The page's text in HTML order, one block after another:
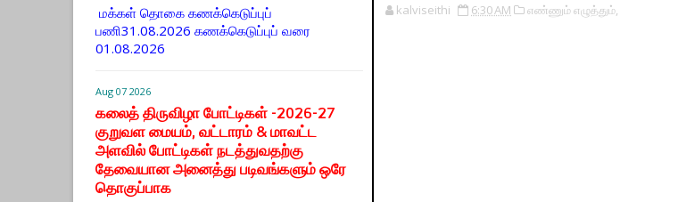
மக்கள் தொகை கணக்கெடுப்புப்
பணி31.08.2026 கணக்கெடுப்புப் வரை
01.08.2026
Aug 07 2026
கலைத் திருவிழா போட்டிகள் -2026-27
குறுவள மையம், வட்டாரம் & மாவட்ட
அளவில் போட்டிகள் நடத்துவதற்கு
தேவையான அனைத்து படிவங்களும் ஒரே
தொகுப்பாக
kalviseithi 6:30 AM எண்ணும் எழுத்தும்,